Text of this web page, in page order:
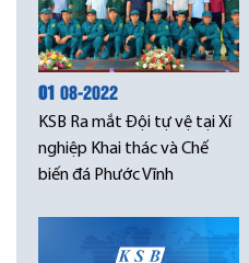
01 08-2022
KSB Ra mắt Đội tự vệ tại Xí
nghiệp Khai thác và Chế
biến đá Phước Vĩnh